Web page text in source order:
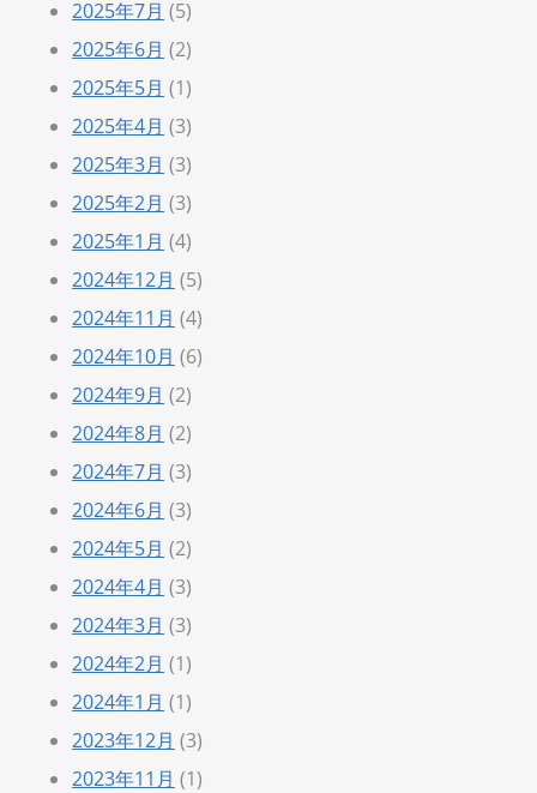
2025年7月 (5)
2025年6月 (2)
2025年5月 (1)
2025年4月 (3)
2025年3月 (3)
2025年2月 (3)
2025年1月 (4)
2024年12月 (5)
2024年11月 (4)
2024年10月 (6)
2024年9月 (2)
2024年8月 (2)
2024年7月 (3)
2024年6月 (3)
2024年5月 (2)
2024年4月 (3)
2024年3月 (3)
2024年2月 (1)
2024年1月 (1)
2023年12月 (3)
2023年11月 (1)